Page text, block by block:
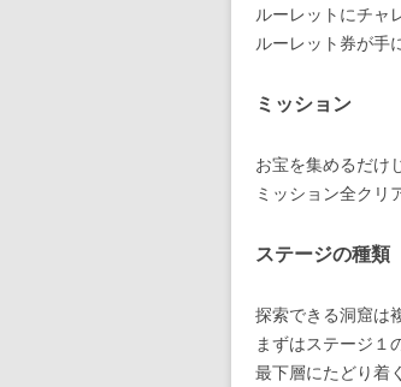
ルーレットにチャ
ルーレット券が手
ミッション
お宝を集めるだけ
ミッション全クリ
ステージの種類
探索できる洞窟は
まずはステージ１
最下層にたどり着